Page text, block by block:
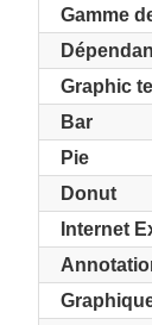
Gamme
Graphic
Bar
Pie
Donut
Internet